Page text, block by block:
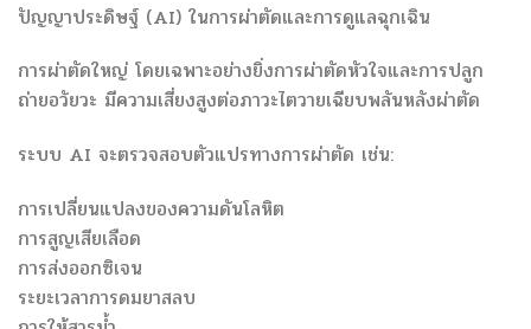
ปัญญาประดิษฐ์ (AI) ในการผ่าตัดและการดูแลฉุกเฉิน
การผ่าตัดใหญ่ โดยเฉพาะอย่างยิ่งการผ่าตัดหัวใจและการปลูก
ถ่ายอวัยวะ มีความเสี่ยงสูงต่อภาวะไตวายเฉียบพลันหลังผ่าตัด
ระบบ AI จะตรวจสอบตัวแปรทางการผ่าตัด เช่น:
การเปลี่ยนแปลงของความดันโลหิต
การสูญเสียเลือด
การส่งออกซิเจน
ระยะเวลาการดมยาสลบ